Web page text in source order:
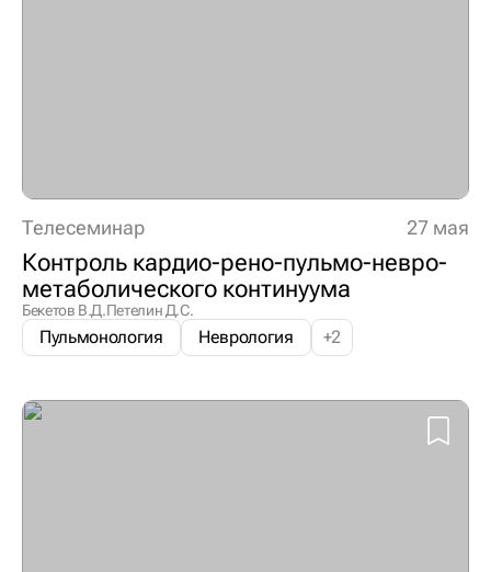
Телесеминар 27 мая
Контроль кардио-рено-пульмо-невро-
метаболического континуума
Бекетов В.Д.Петелин Д.С.
Пульмонология Неврология +2